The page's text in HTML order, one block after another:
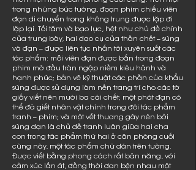
trong những bức tường, đoạn phim chiếu viên
đạn di chuyển trong không trung được lặp đi
lặp lại. Tối tăm và bạo lực, hệt như chủ đề chính
của trưng bày, hai đạo cụ của thần chết – súng
và đạn – được liên tục nhắn tới xuyên suốt các
tác phẩm: mỗi viên đạn được bắn trong đoạn
phim mở đầu tràn ngập niềm kiêu hãnh và
hạnh phúc; bản vẽ kỹ thuật các phần của khẩu
súng được sử dụng làm nền trang trí cho các tờ
giấy viết nên mười ba cái chết; một phát đạn có
thể đã giết nhân vật chính trong đôi tác phẩm
tranh – phim; và một vết thương gây nên bởi
súng đạn là chủ đề tranh luận giữa hai cha
con trong tác phẩm thứ hai ở căn phòng cuối
cùng này, một tác phẩm chữ dán trên tường.
Được viết bằng phong cách rất bản năng, với
cảm xúc lấn át, đồng thời đan bện nhau một